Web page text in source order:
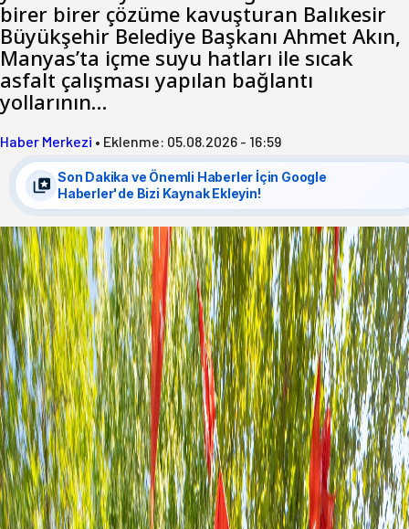
birer birer çözüme kavuşturan Balıkesir
Büyükşehir Belediye Başkanı Ahmet Akın,
Manyas’ta içme suyu hatları ile sıcak
asfalt çalışması yapılan bağlantı
yollarının…
Haber Merkezi • Eklenme: 05.08.2026 - 16:59
Son Dakika ve Önemli Haberler İçin Google
Haberler'de Bizi Kaynak Ekleyin!